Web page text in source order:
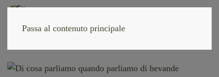
Passa al contenuto principale